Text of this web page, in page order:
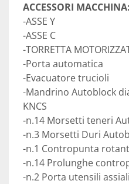
ACCESSORI MACCHINA:
-ASSE Y
-ASSE C
-TORRETTA
-Porta automatica
-Evacuatore trucioli
-Mandrino Autoblock
KNCS
-n.14 Morsetti teneri
-n.3 Morsetti Duri
-n.1 Contropunta
-n.14 Prolunghe
-n.2 Porta utensili